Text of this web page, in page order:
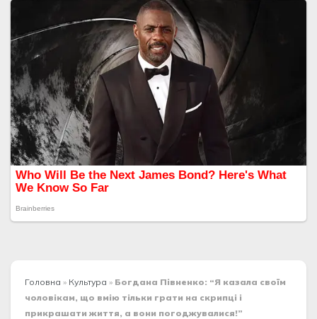
Головна » Культура » Богдана Півненко: “Я казала своїм
чоловікам, що вмію тільки грати на скрипці і
прикрашати життя, а вони погоджувалися!”